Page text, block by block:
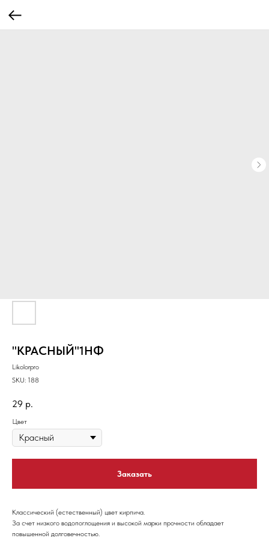
"КРАСНЫЙ"1НФ
Likolorpro
SKU: 188
29 р.
Цвет
Заказать
Классический (естественный) цвет кирпича.
За счет низкого водопоглощения и высокой марки прочности обладает
повышенной долговечностью.